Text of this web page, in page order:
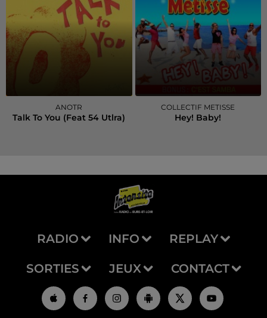
ANOTR
Talk To You (feat 54 Utlra)
COLLECTIF METISSE
Hey! Baby!
RADIO INFO REPLAY
SORTIES JEUX CONTACT